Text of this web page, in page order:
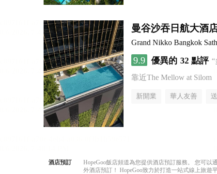
曼谷沙吞日航大酒
Grand Nikko Bangkok
9.9 優異的 32 點評
靠近The Mellow at Silom
新開業 華人友善
酒店預訂
HopeGoo飯店頻道為您提供酒店預訂服務。 您可
外酒店預訂！ HopeGoo致力於打造一站式線上旅